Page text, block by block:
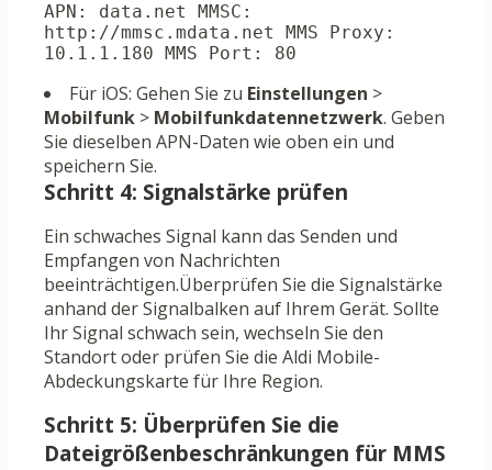
APN: data.net MMSC:
http://mmsc.mdata.net MMS Proxy:
10.1.1.180 MMS Port: 80
Für iOS: Gehen Sie zu Einstellungen >
Mobilfunk > Mobilfunkdatennetzwerk. Geben
Sie dieselben APN-Daten wie oben ein und
speichern Sie.
Schritt 4: Signalstärke prüfen
Ein schwaches Signal kann das Senden und
Empfangen von Nachrichten
beeinträchtigen.Überprüfen Sie die Signalstärke
anhand der Signalbalken auf Ihrem Gerät. Sollte
Ihr Signal schwach sein, wechseln Sie den
Standort oder prüfen Sie die Aldi Mobile-
Abdeckungskarte für Ihre Region.
Schritt 5: Überprüfen Sie die
Dateigrößenbeschränkungen für MMS